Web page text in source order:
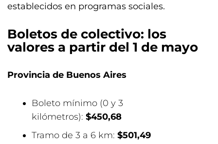
establecidos en programas sociales.
Boletos de colectivo: los
valores a partir del 1 de mayo
Provincia de Buenos Aires
Boleto mínimo (0 y 3
kilómetros): $450,68
Tramo de 3 a 6 km: $501,49